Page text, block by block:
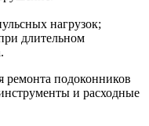
нагрузок;
длительном
ремонта подоконников
и расходные